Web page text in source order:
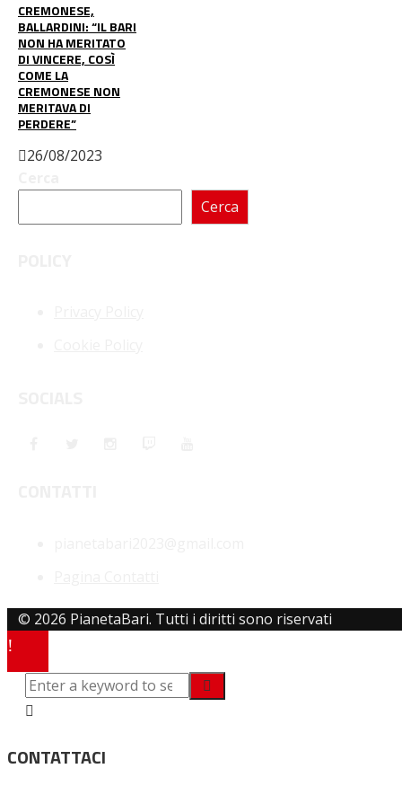
CREMONESE,
BALLARDINI: “IL BARI
NON HA MERITATO
DI VINCERE, COSÌ
COME LA
CREMONESE NON
MERITAVA DI
PERDERE”
26/08/2023
Cerca
© 2026 PianetaBari. Tutti i diritti sono riservati
CONTATTACI